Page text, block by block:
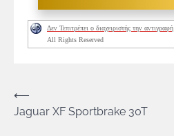
Δεν Τεπιτρέπει ο διαχειριστής την αντιγραφή
All Rights Reserved
Πλοήγηση
άρθρων
⟵
Jaguar XF Sportbrake 30T